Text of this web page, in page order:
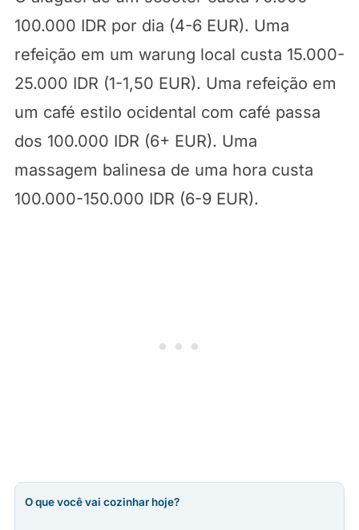
100.000 IDR por dia (4-6 EUR). Uma
refeição em um warung local custa 15.000-
25.000 IDR (1-1,50 EUR). Uma refeição em
um café estilo ocidental com café passa
dos 100.000 IDR (6+ EUR). Uma
massagem balinesa de uma hora custa
100.000-150.000 IDR (6-9 EUR).
O que você vai cozinhar hoje?